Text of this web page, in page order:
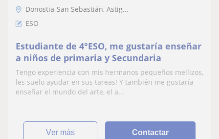
Donostia-San Sebastián, Astig...
ESO
Estudiante de 4°ESO, me gustaría enseñar
a niños de primaria y Secundaria
Tengo experiencia con mis hermanos pequeños mellizos,
les suelo ayudar en sus tareas! Y también me gustaría
enseñar el mundo del arte, el a...
ver más Contactar